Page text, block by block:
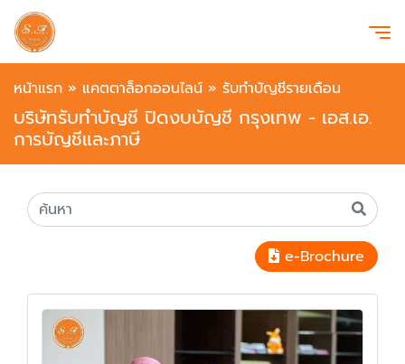
หน้าแรก » แคตตาล็อกออนไลน์ » รับทำบัญชีรายเดือน
บริษัทรับทำบัญชี ปิดงบบัญชี กรุงเทพ - เอส.เอ.
การบัญชีและภาษี
e-Brochure